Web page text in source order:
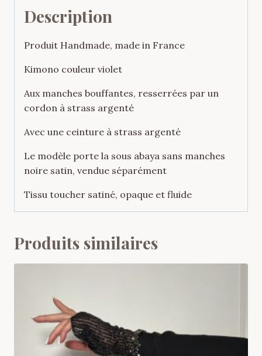
Description
Produit Handmade, made in France
Kimono couleur violet
Aux manches bouffantes, resserrées par un
cordon à strass argenté
Avec une ceinture à strass argenté
Le modèle porte la sous abaya sans manches
noire satin, vendue séparément
Tissu toucher satiné, opaque et fluide
Produits similaires